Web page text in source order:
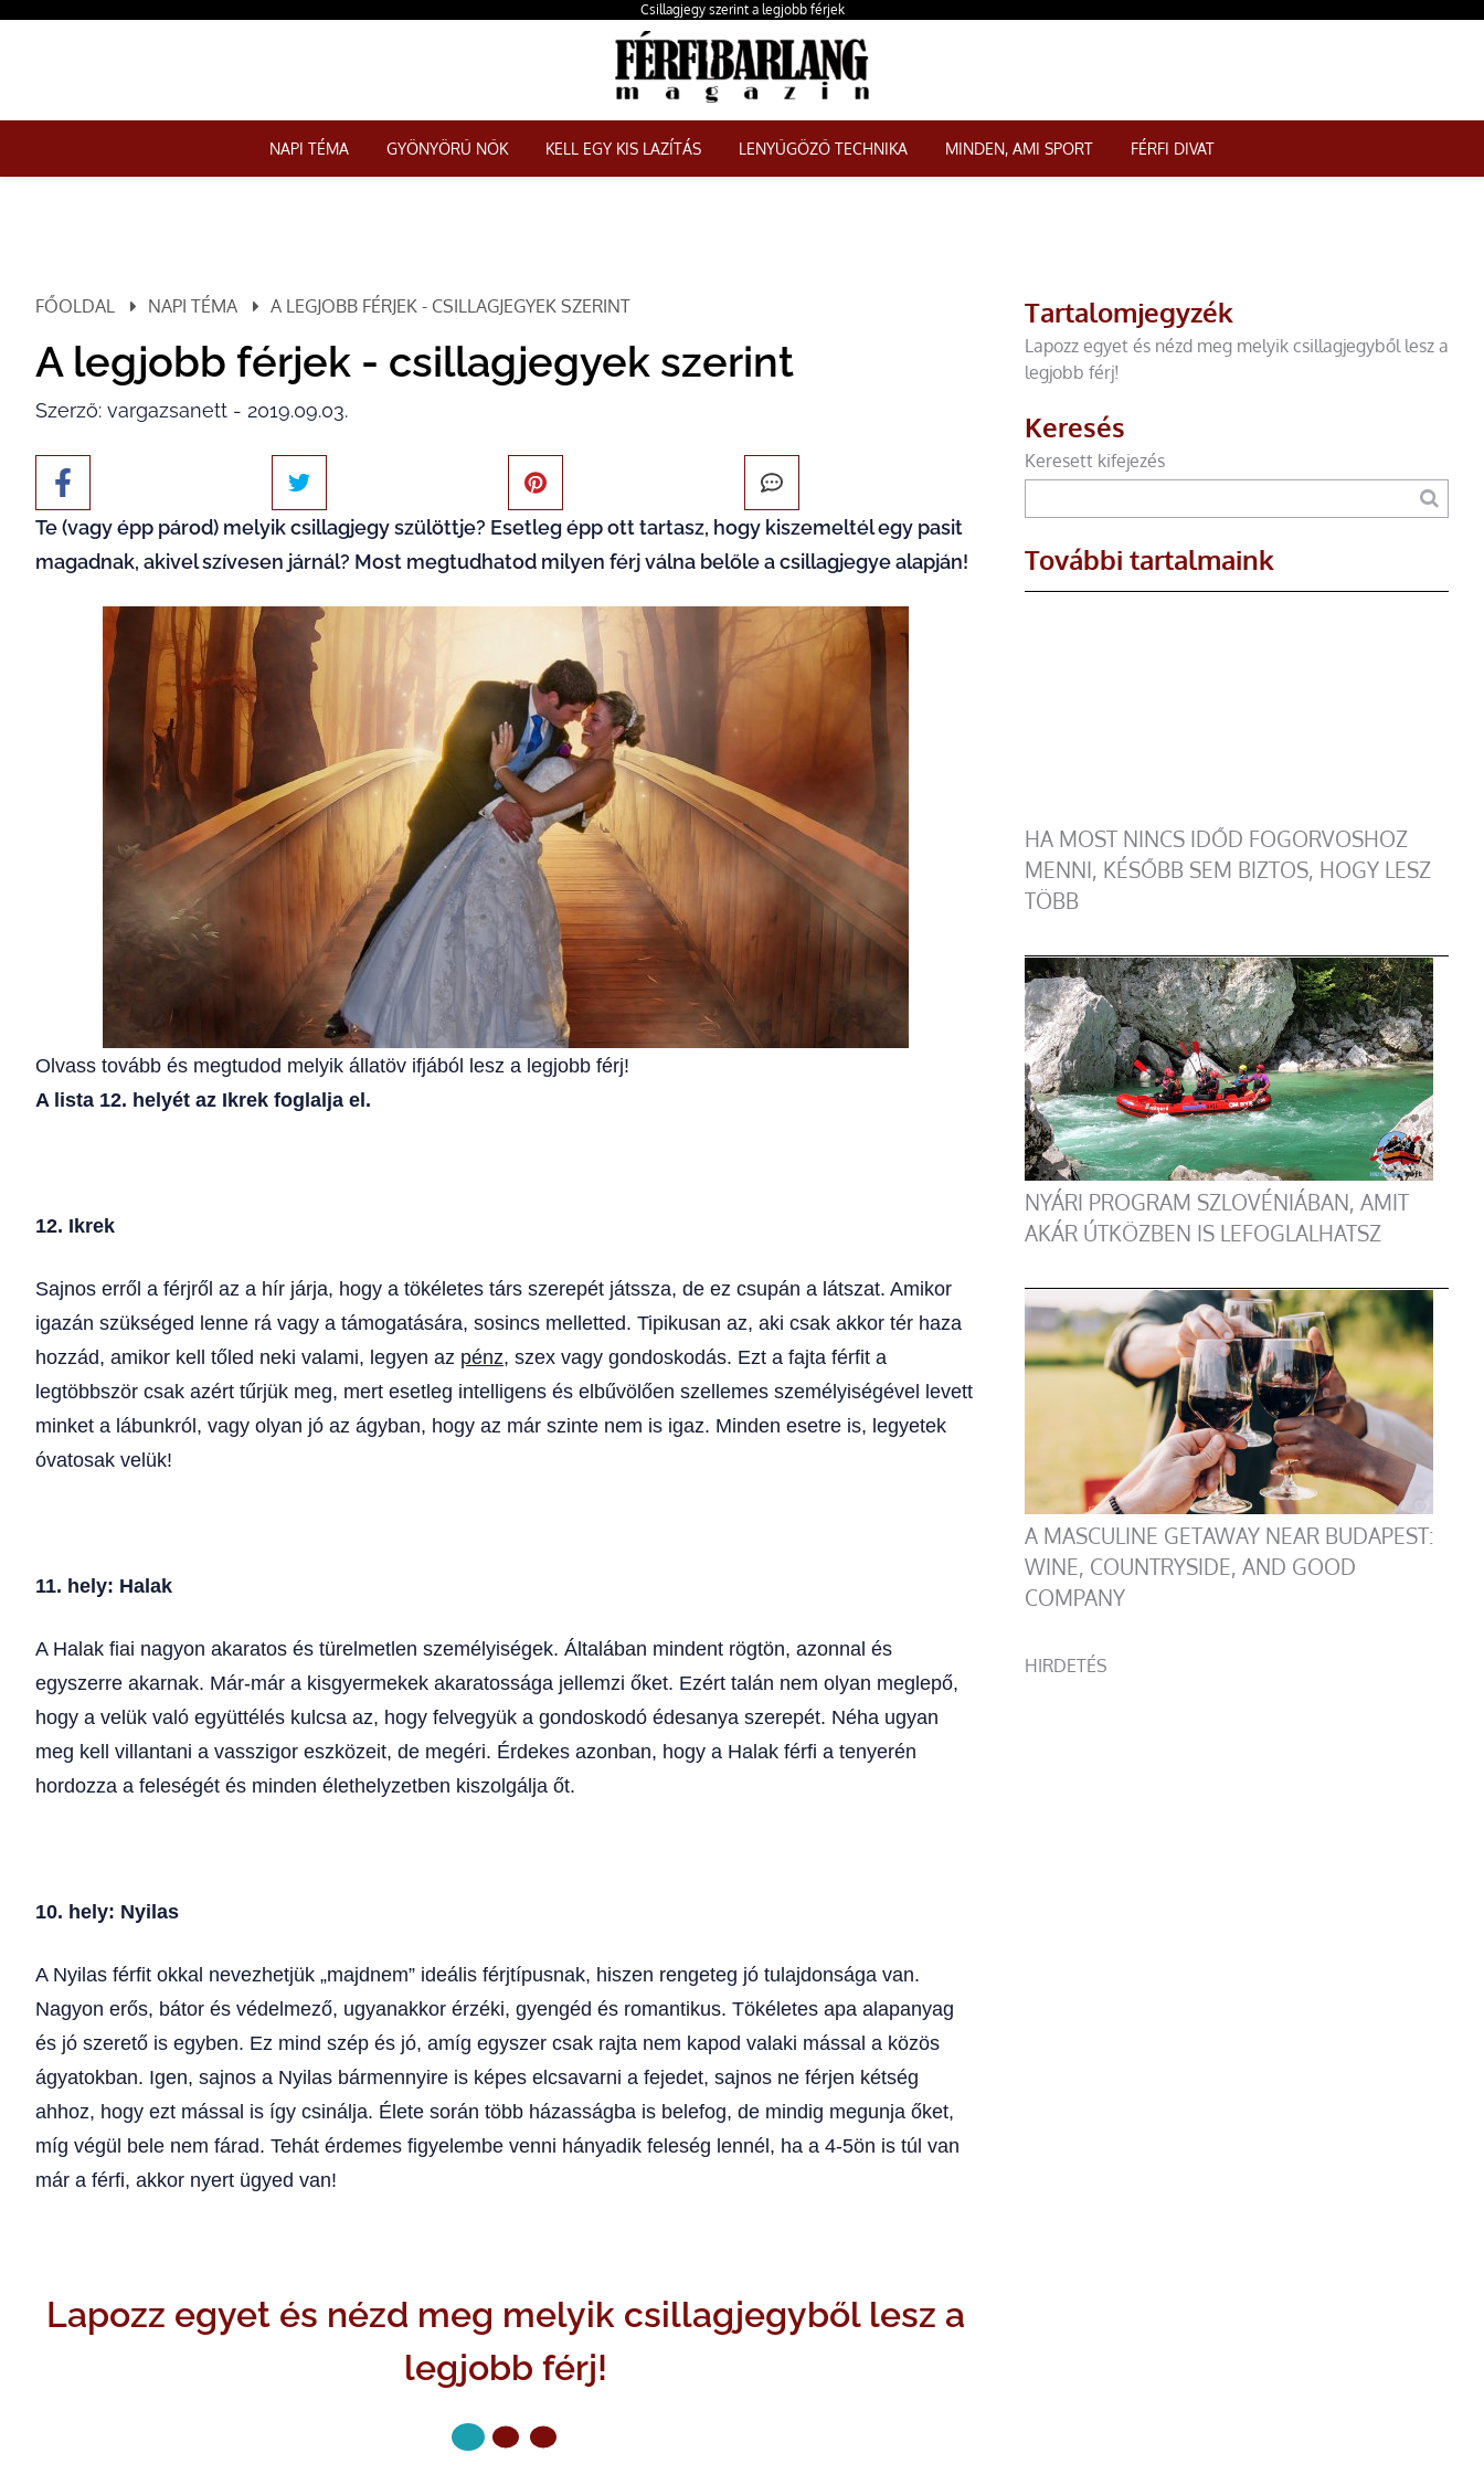
Csillagjegy szerint a legjobb férjek
NAPI TÉMA GYÖNYÖRŰ NŐK KELL EGY KIS LAZÍTÁS LENYŰGÖZŐ TECHNIKA MINDEN, AMI SPORT FÉRFI DIVAT
FŐOLDAL NAPI TÉMA A LEGJOBB FÉRJEK - CSILLAGJEGYEK SZERINT
A legjobb férjek - csillagjegyek szerint
Szerző: vargazsanett - 2019.09.03.
Te (vagy épp párod) melyik csillagjegy szülöttje? Esetleg épp ott tartasz, hogy kiszemeltél egy pasit
magadnak, akivel szívesen járnál? Most megtudhatod milyen férj válna belőle a csillagjegye alapján!
Olvass tovább és megtudod melyik állatöv ifjából lesz a legjobb férj!
A lista 12. helyét az Ikrek foglalja el.
12. Ikrek
Sajnos erről a férjről az a hír járja, hogy a tökéletes társ szerepét játssza, de ez csupán a látszat. Amikor
igazán szükséged lenne rá vagy a támogatására, sosincs melletted. Tipikusan az, aki csak akkor tér haza
hozzád, amikor kell tőled neki valami, legyen az pénz, szex vagy gondoskodás. Ezt a fajta férfit a
legtöbbször csak azért tűrjük meg, mert esetleg intelligens és elbűvölően szellemes személyiségével levett
minket a lábunkról, vagy olyan jó az ágyban, hogy az már szinte nem is igaz. Minden esetre is, legyetek
óvatosak velük!
11. hely: Halak
A Halak fiai nagyon akaratos és türelmetlen személyiségek. Általában mindent rögtön, azonnal és
egyszerre akarnak. Már-már a kisgyermekek akaratossága jellemzi őket. Ezért talán nem olyan meglepő,
hogy a velük való együttélés kulcsa az, hogy felvegyük a gondoskodó édesanya szerepét. Néha ugyan
meg kell villantani a vasszigor eszközeit, de megéri. Érdekes azonban, hogy a Halak férfi a tenyerén
hordozza a feleségét és minden élethelyzetben kiszolgálja őt.
10. hely: Nyilas
A Nyilas férfit okkal nevezhetjük „majdnem” ideális férjtípusnak, hiszen rengeteg jó tulajdonsága van.
Nagyon erős, bátor és védelmező, ugyanakkor érzéki, gyengéd és romantikus. Tökéletes apa alapanyag
és jó szerető is egyben. Ez mind szép és jó, amíg egyszer csak rajta nem kapod valaki mással a közös
ágyatokban. Igen, sajnos a Nyilas bármennyire is képes elcsavarni a fejedet, sajnos ne férjen kétség
ahhoz, hogy ezt mással is így csinálja. Élete során több házasságba is belefog, de mindig megunja őket,
míg végül bele nem fárad. Tehát érdemes figyelembe venni hányadik feleség lennél, ha a 4-5ön is túl van
már a férfi, akkor nyert ügyed van!
Lapozz egyet és nézd meg melyik csillagjegyből lesz a
legjobb férj!
Tartalomjegyzék
Lapozz egyet és nézd meg melyik csillagjegyből lesz a
legjobb férj!
Keresés
Keresett kifejezés
További tartalmaink
HA MOST NINCS IDŐD FOGORVOSHOZ
MENNI, KÉSŐBB SEM BIZTOS, HOGY LESZ
TÖBB
NYÁRI PROGRAM SZLOVÉNIÁBAN, AMIT
AKÁR ÚTKÖZBEN IS LEFOGLALHATSZ
A MASCULINE GETAWAY NEAR BUDAPEST:
WINE, COUNTRYSIDE, AND GOOD
COMPANY
HIRDETÉS